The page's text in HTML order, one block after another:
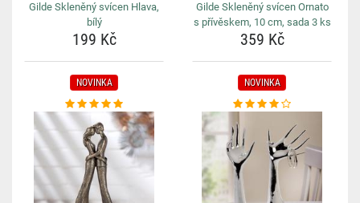
Gilde Skleněný svícen Hlava,
bílý
199 Kč
Gilde Skleněný svícen Ornato
s přívěskem, 10 cm, sada 3 ks
359 Kč
NOVINKA NOVINKA